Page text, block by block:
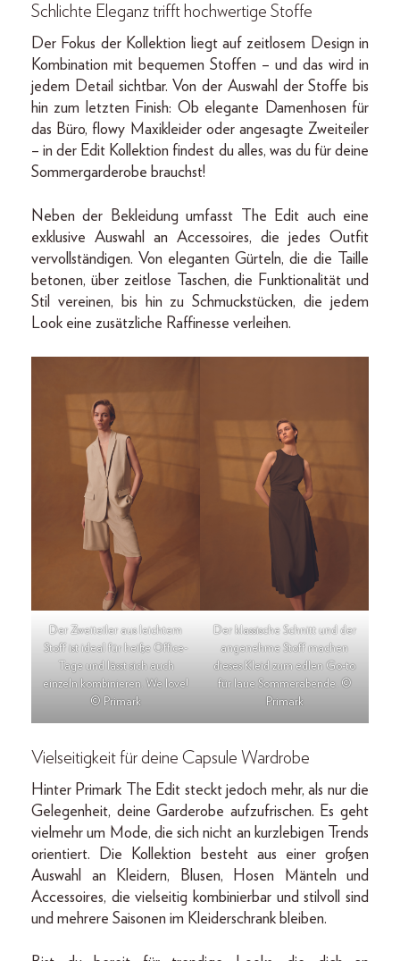
Schlichte Eleganz trifft hochwertige Stoffe
Der Fokus der Kollektion liegt auf zeitlosem Design in
Kombination mit bequemen Stoffen – und das wird in
jedem Detail sichtbar. Von der Auswahl der Stoffe bis
hin zum letzten Finish: Ob elegante Damenhosen für
das Büro, flowy Maxikleider oder angesagte Zweiteiler
– in der Edit Kollektion findest du alles, was du für deine
Sommergarderobe brauchst!
Neben der Bekleidung umfasst The Edit auch eine
exklusive Auswahl an Accessoires, die jedes Outfit
vervollständigen. Von eleganten Gürteln, die die Taille
betonen, über zeitlose Taschen, die Funktionalität und
Stil vereinen, bis hin zu Schmuckstücken, die jedem
Look eine zusätzliche Raffinesse verleihen.
Der Zweiteiler aus leichtem
Stoff ist ideal für heiße Office-
Tage und lässt sich auch
einzeln kombinieren. We love!
© Primark
Der klassische Schnitt und der
angenehme Stoff machen
dieses Kleid zum edlen Go-to
für laue Sommerabende. ©
Primark
Vielseitigkeit für deine Capsule Wardrobe
Hinter Primark The Edit steckt jedoch mehr, als nur die
Gelegenheit, deine Garderobe aufzufrischen. Es geht
vielmehr um Mode, die sich nicht an kurzlebigen Trends
orientiert. Die Kollektion besteht aus einer großen
Auswahl an Kleidern, Blusen, Hosen Mänteln und
Accessoires, die vielseitig kombinierbar und stilvoll sind
und mehrere Saisonen im Kleiderschrank bleiben.